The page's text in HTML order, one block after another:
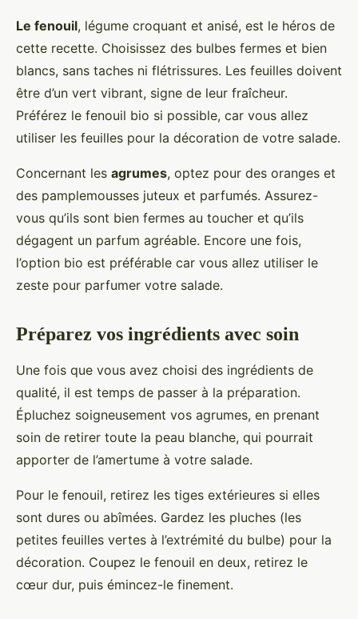
Le fenouil, légume croquant et anisé, est le héros de
cette recette. Choisissez des bulbes fermes et bien
blancs, sans taches ni flétrissures. Les feuilles doivent
être d’un vert vibrant, signe de leur fraîcheur.
Préférez le fenouil bio si possible, car vous allez
utiliser les feuilles pour la décoration de votre salade.
Concernant les agrumes, optez pour des oranges et
des pamplemousses juteux et parfumés. Assurez-
vous qu’ils sont bien fermes au toucher et qu’ils
dégagent un parfum agréable. Encore une fois,
l’option bio est préférable car vous allez utiliser le
zeste pour parfumer votre salade.
Préparez vos ingrédients avec soin
Une fois que vous avez choisi des ingrédients de
qualité, il est temps de passer à la préparation.
Épluchez soigneusement vos agrumes, en prenant
soin de retirer toute la peau blanche, qui pourrait
apporter de l’amertume à votre salade.
Pour le fenouil, retirez les tiges extérieures si elles
sont dures ou abîmées. Gardez les pluches (les
petites feuilles vertes à l’extrémité du bulbe) pour la
décoration. Coupez le fenouil en deux, retirez le
cœur dur, puis émincez-le finement.